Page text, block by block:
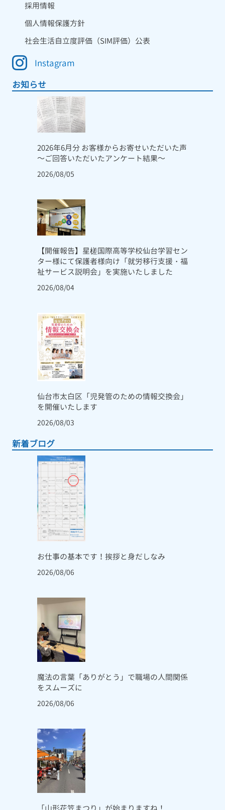
採用情報
個人情報保護方針
社会生活自立度評価（SIM評価）公表
Instagram
お知らせ
2026年6月分 お客様からお寄せいただいた声
～ご回答いただいたアンケート結果～
2026/08/05
【開催報告】星槎国際高等学校仙台学習セン
ター様にて保護者様向け「就労移行支援・福
祉サービス説明会」を実施いたしました
2026/08/04
仙台市太白区「児発管のための情報交換会」
を開催いたします
2026/08/03
新着ブログ
お仕事の基本です！挨拶と身だしなみ
2026/08/06
魔法の言葉「ありがとう」で職場の人間関係
をスムーズに
2026/08/06